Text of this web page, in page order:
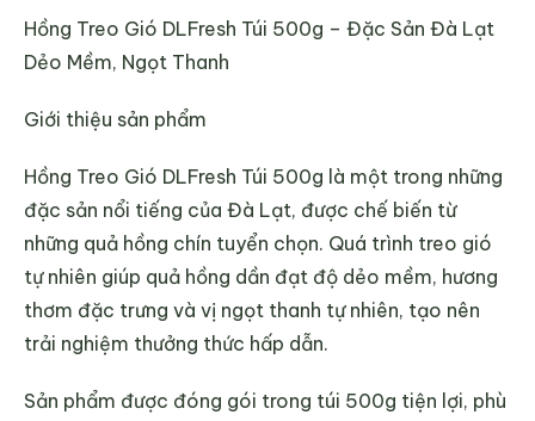
Hồng Treo Gió DLFresh Túi 500g – Đặc Sản Đà Lạt
Dẻo Mềm, Ngọt Thanh
Giới thiệu sản phẩm
Hồng Treo Gió DLFresh Túi 500g là một trong những
đặc sản nổi tiếng của Đà Lạt, được chế biến từ
những quả hồng chín tuyển chọn. Quá trình treo gió
tự nhiên giúp quả hồng dần đạt độ dẻo mềm, hương
thơm đặc trưng và vị ngọt thanh tự nhiên, tạo nên
trải nghiệm thưởng thức hấp dẫn.
Sản phẩm được đóng gói trong túi 500g tiện lợi, phù